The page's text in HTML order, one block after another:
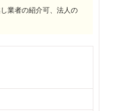
業者の紹介可、法人の